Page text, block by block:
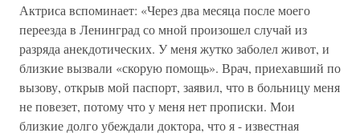
Актриса вспоминает: «Через два месяца после моего
переезда в Ленинград со мной произошел случай из
разряда анекдотических. У меня жутко заболел живот, и
близкие вызвали «скорую помощь». Врач, приехавший по
вызову, открыв мой паспорт, заявил, что в больницу меня
не повезет, потому что у меня нет прописки. Мои
близкие долго убеждали доктора, что я - известная